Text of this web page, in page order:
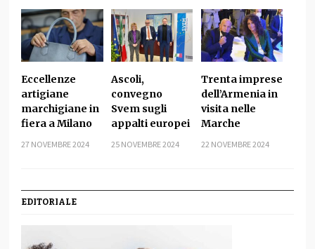
Eccellenze
artigiane
marchigiane in
fiera a Milano
27 NOVEMBRE 2024
Ascoli,
convegno
Svem sugli
appalti europei
25 NOVEMBRE 2024
Trenta imprese
dell’Armenia in
visita nelle
Marche
22 NOVEMBRE 2024
EDITORIALE